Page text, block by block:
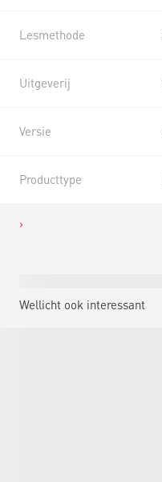
Lesmethode
Uitgeverij
Versie
Producttype
Wellicht ook interessant